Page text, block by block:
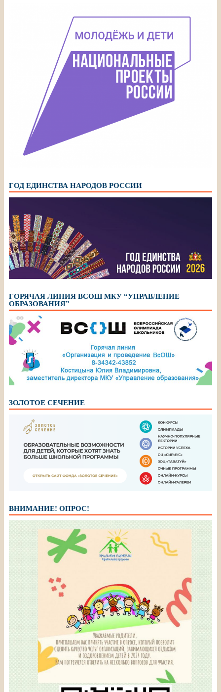
ГОД ЕДИНСТВА НАРОДОВ РОССИИ
ГОРЯЧАЯ ЛИНИЯ ВСОШ МКУ “УПРАВЛЕНИЕ
ОБРАЗОВАНИЯ”
ЗОЛОТОЕ СЕЧЕНИЕ
ВНИМАНИЕ! ОПРОС!